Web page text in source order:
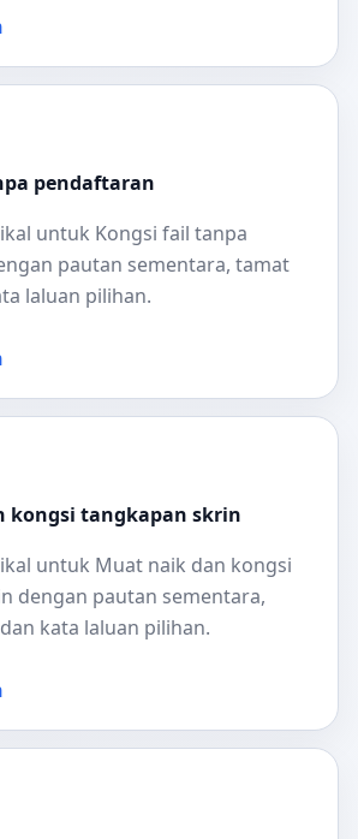
pendaftaran
untuk Kongsi fail tanpa
pautan sementara, tamat
laluan pilihan.
kongsi tangkapan skrin
untuk Muat naik dan kongsi
dengan pautan sementara,
kata laluan pilihan.